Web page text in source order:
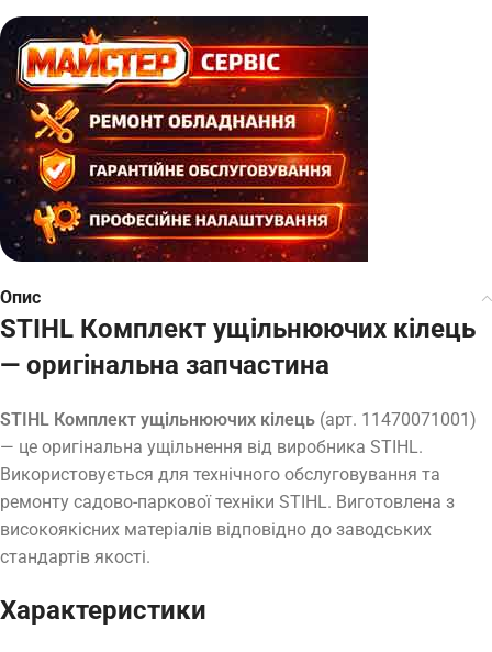
Опис
STIHL Комплект ущільнюючих кілець
— оригінальна запчастина
STIHL Комплект ущільнюючих кілець (арт. 11470071001)
— це оригінальна ущільнення від виробника STIHL.
Використовується для технічного обслуговування та
ремонту садово-паркової техніки STIHL. Виготовлена з
високоякісних матеріалів відповідно до заводських
стандартів якості.
Характеристики